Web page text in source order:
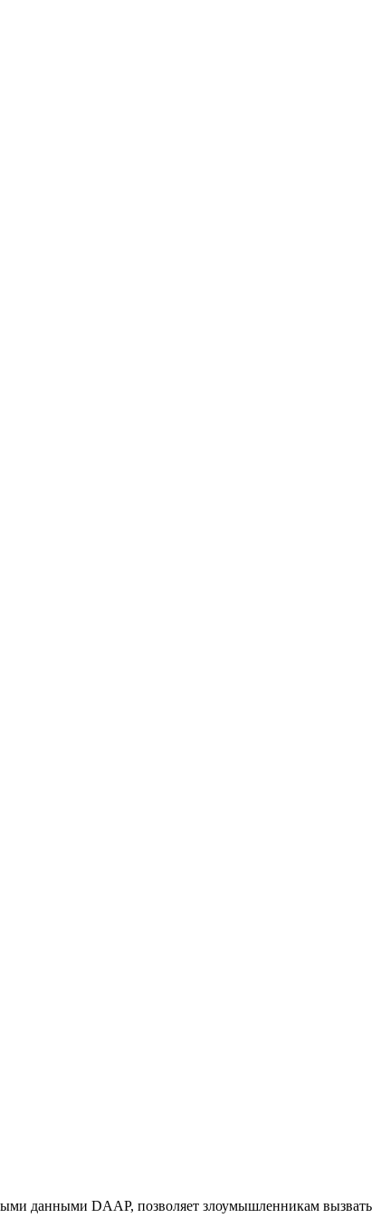
данными DAAP, позволяет злоумышленникам вызвать